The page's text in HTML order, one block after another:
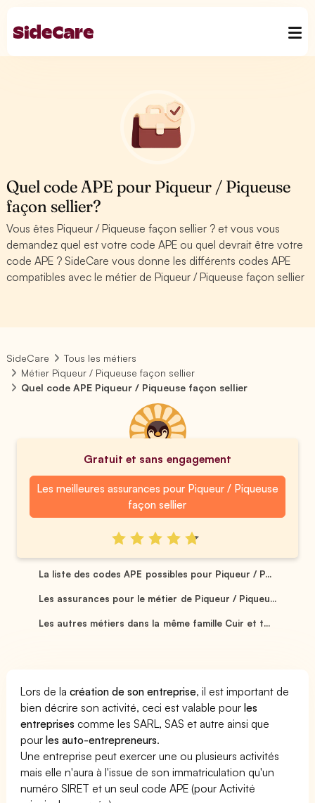
Quel code APE pour Piqueur / Piqueuse
façon sellier?
Vous êtes Piqueur / Piqueuse façon sellier ? et vous vous
demandez quel est votre code APE ou quel devrait être votre
code APE ? SideCare vous donne les différents codes APE
compatibles avec le métier de Piqueur / Piqueuse façon sellier
SideCare
Tous les métiers
Métier Piqueur / Piqueuse façon sellier
Quel code APE Piqueur / Piqueuse façon sellier
Gratuit et sans engagement
Les meilleures assurances pour Piqueur / Piqueuse
façon sellier
La liste des codes APE possibles pour Piqueur / P...
Les assurances pour le métier de Piqueur / Piqueu...
Les autres métiers dans la même famille Cuir et t...
Lors de lacréation de son entreprise, il est important de
bien décrire son activité, ceci est valable pourles
entreprises comme les SARL, SAS et autre ainsi que
pourles auto-entrepreneurs.
Une entreprise peut exercer une ou plusieurs activités
mais elle n'aura à l'issue de son immatriculation qu'un
numéro SIRET et un seul code APE (pour Activité